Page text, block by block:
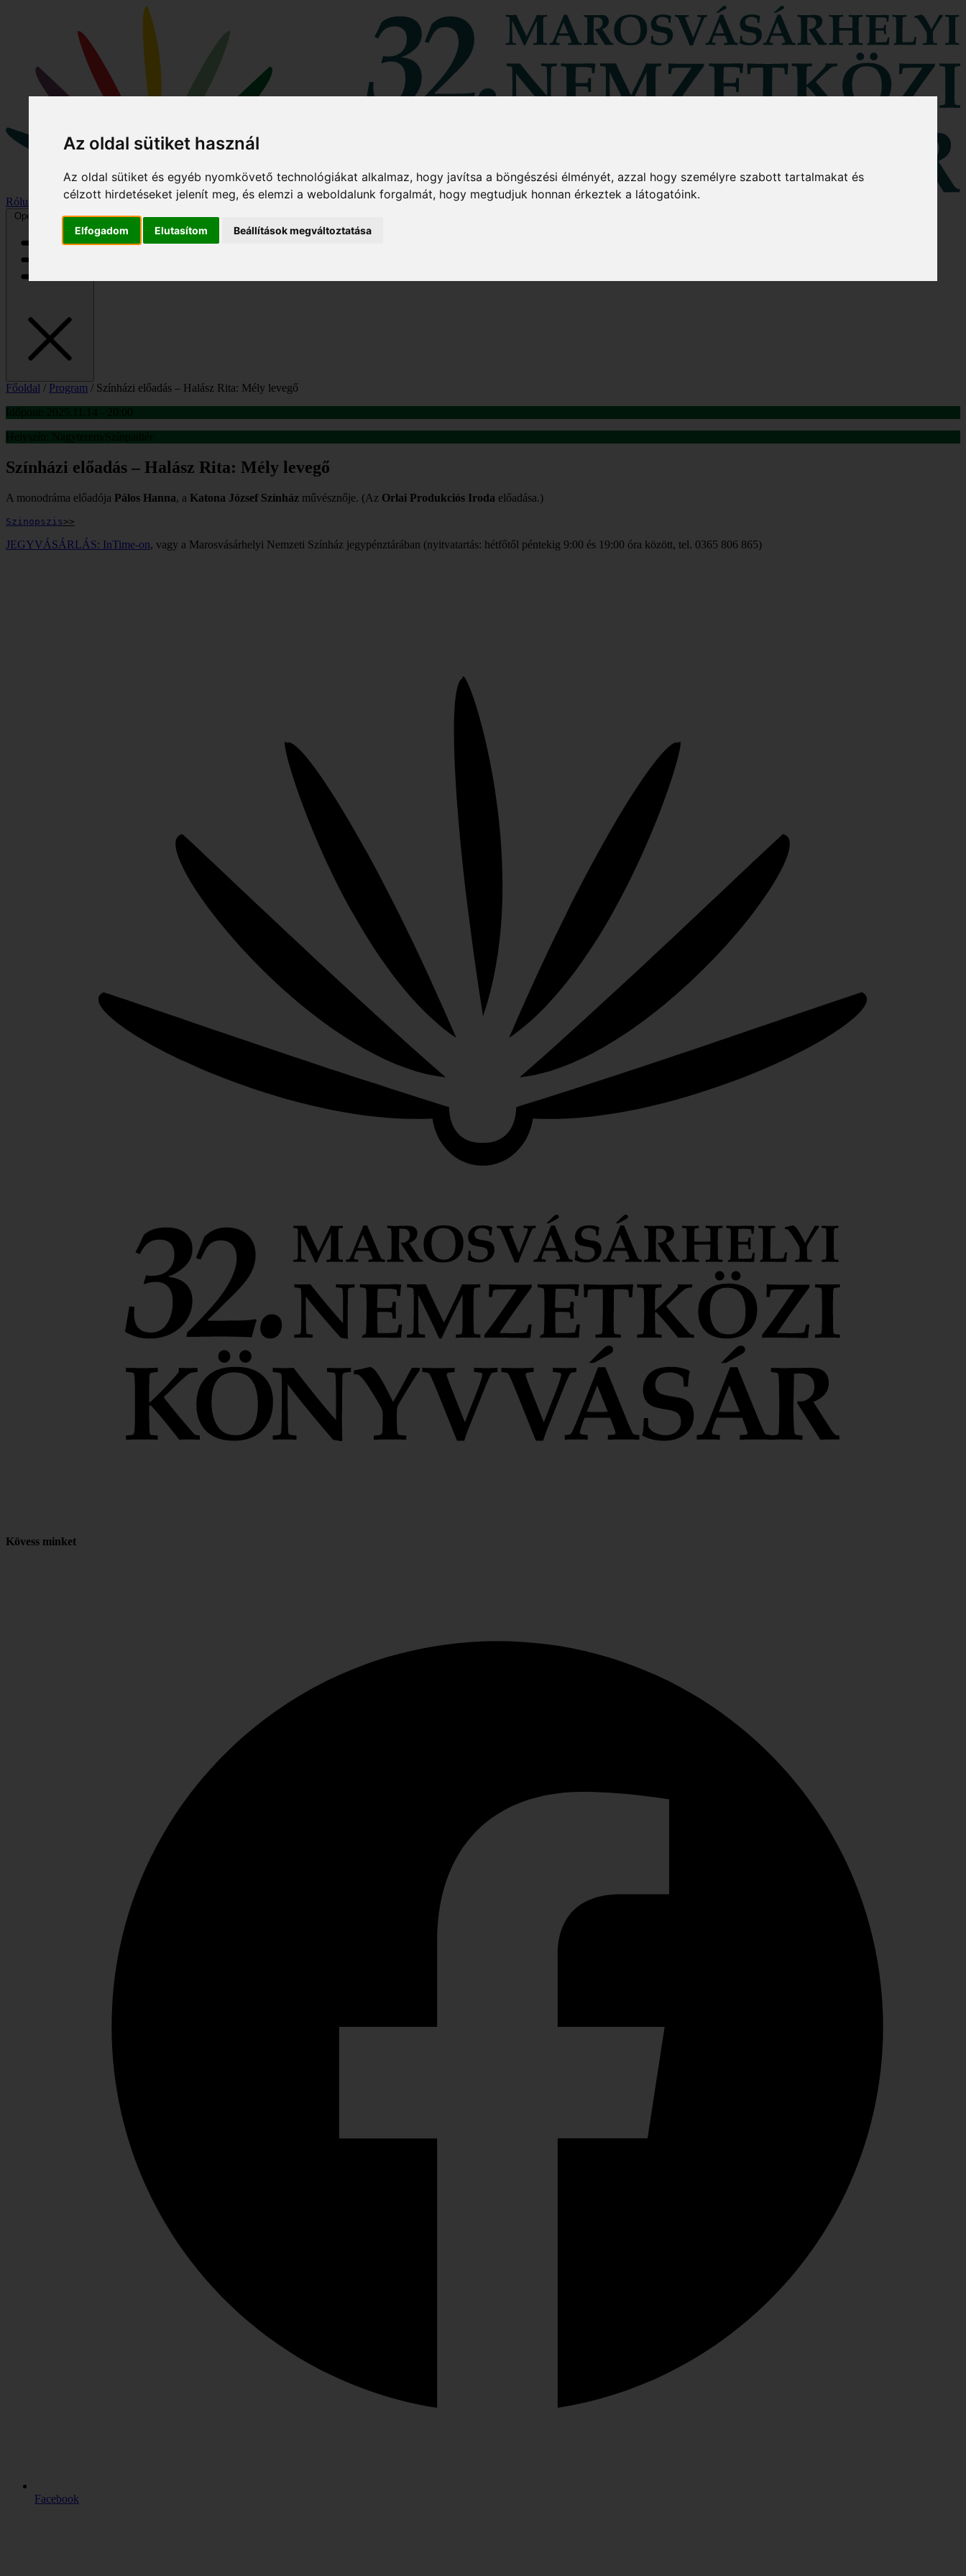
Az oldal sütiket használ
Az oldal sütiket és egyéb nyomkövető technológiákat alkalmaz, hogy javítsa a böngészési élményét, azzal hogy személyre szabott tartalmakat és
célzott hirdetéseket jelenít meg, és elemzi a weboldalunk forgalmát, hogy megtudjuk honnan érkeztek a látogatóink.
Elfogadom Elutasítom Beállítások megváltoztatása
Rólunk Hírek Program Kiemelt könyvek Galéria Podcast/videó
Open main menu
Főoldal / Program / Színházi előadás – Halász Rita: Mély levegő
Színházi előadás – Halász Rita: Mély levegő
A monodráma előadója Pálos Hanna, a Katona József Színház művésznője. (Az Orlai Produkciós Iroda előadása.)
Szinopszis >>
JEGYVÁSÁRLÁS: InTime-on, vagy a Marosvásárhelyi Nemzeti Színház jegypénztárában (nyitvatartás: hétfőtől péntekig 9:00 és 19:00 óra között, tel. 0365 806 865)
Kövess minket
Facebook